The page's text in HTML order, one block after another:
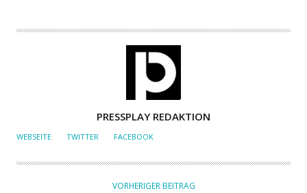
U
O
PRESSPLAY REDAKTION
WEBSEITE TWITTER FACEBOOK
VORHERIGER BEITRAG